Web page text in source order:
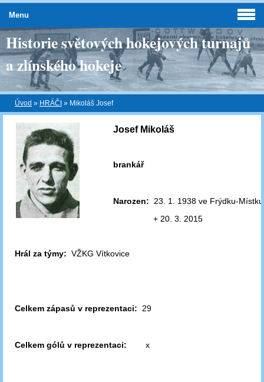
Historie světových hokejových turnajů
a zlínského hokeje
Úvod » HRÁČI » Mikoláš Josef
Josef Mikoláš
brankář
Narozen: 23. 1. 1938 ve Frýdku-Místku
+ 20. 3. 2015
Hrál za týmy: VŽKG Vítkovice
Celkem zápasů v reprezentaci: 29
Celkem gólů v reprezentaci: x
Menu